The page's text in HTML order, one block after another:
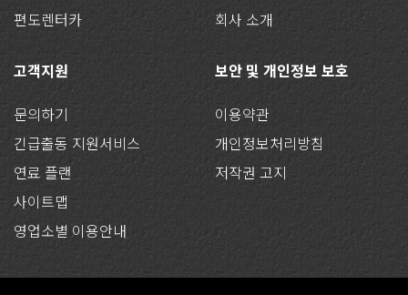
편도렌터카
회사 소개
고객지원
문의하기
긴급출동 지원서비스
연료 플랜
사이트맵
영업소별 이용안내
보안 및 개인정보 보호
이용약관
개인정보처리방침
저작권 고지